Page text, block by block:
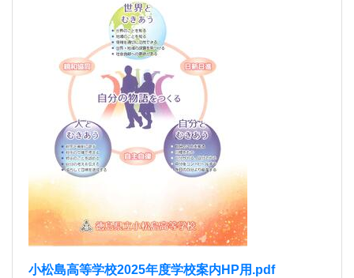
小松島高等学校2025年度学校案内HP用.pdf